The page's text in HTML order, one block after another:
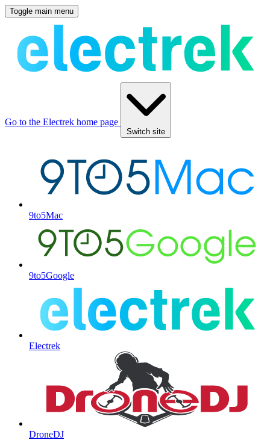
Toggle main menu
Go to the Electrek home page
Switch site
9to5Mac
9to5Google
Electrek
DroneDJ